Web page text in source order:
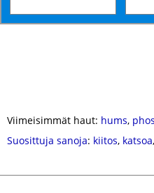
Viimeisimmät haut: hums,
Suosittuja sanoja: kiitos, katsoa,